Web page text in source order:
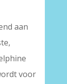
aan
voor